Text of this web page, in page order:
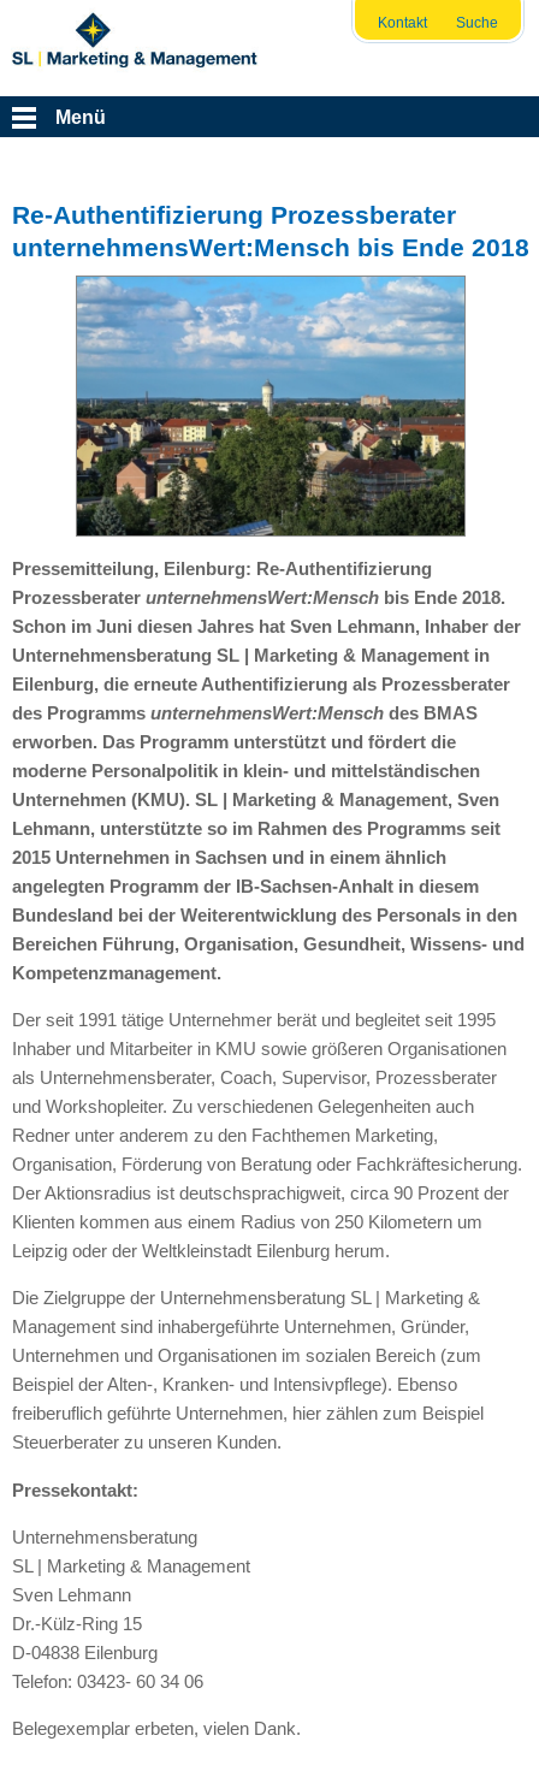
Kontakt Suche
Menü
Re-Authentifizierung Prozessberater
unternehmensWert:Mensch bis Ende 2018
Pressemitteilung, Eilenburg: Re-Authentifizierung
Prozessberater unternehmensWert:Menschbis Ende 2018.
Schon im Juni diesen Jahres hat Sven Lehmann, Inhaber der
Unternehmensberatung SL | Marketing & Management in
Eilenburg, die erneute Authentifizierung als Prozessberater
des Programms unternehmensWert:Menschdes BMAS
erworben. Das Programm unterstützt und fördert die
moderne Personalpolitik in klein- und mittelständischen
Unternehmen (KMU). SL | Marketing & Management, Sven
Lehmann, unterstützte so im Rahmen des Programms seit
2015 Unternehmen in Sachsen und in einem ähnlich
angelegten Programm der IB-Sachsen-Anhalt in diesem
Bundesland bei der Weiterentwicklung des Personals in den
Bereichen Führung, Organisation, Gesundheit, Wissens- und
Kompetenzmanagement.
Der seit 1991 tätige Unternehmer berät und begleitet seit 1995
Inhaber und Mitarbeiter in KMU sowie größeren Organisationen
als Unternehmensberater, Coach, Supervisor, Prozessberater
und Workshopleiter. Zu verschiedenen Gelegenheiten auch
Redner unter anderem zu den Fachthemen Marketing,
Organisation, Förderung von Beratung oder Fachkräftesicherung.
Der Aktionsradius ist deutschsprachigweit, circa 90 Prozent der
Klienten kommen aus einem Radius von 250 Kilometern um
Leipzig oder der Weltkleinstadt Eilenburg herum.
Die Zielgruppe der Unternehmensberatung SL | Marketing &
Management sind inhabergeführte Unternehmen, Gründer,
Unternehmen und Organisationen im sozialen Bereich (zum
Beispiel der Alten-, Kranken- und Intensivpflege). Ebenso
freiberuflich geführte Unternehmen, hier zählen zum Beispiel
Steuerberater zu unseren Kunden.
Pressekontakt:
Unternehmensberatung
SL | Marketing & Management
Sven Lehmann
Dr.-Külz-Ring 15
D-04838 Eilenburg
Telefon: 03423- 60 34 06
Belegexemplar erbeten, vielen Dank.